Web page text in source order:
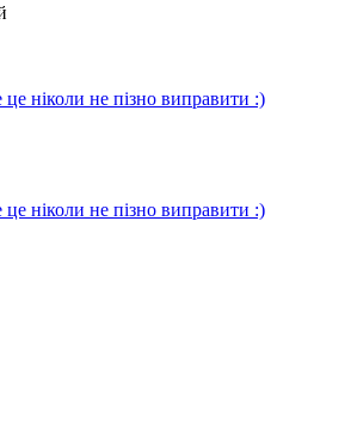
це ніколи не пізно виправити :)
це ніколи не пізно виправити :)